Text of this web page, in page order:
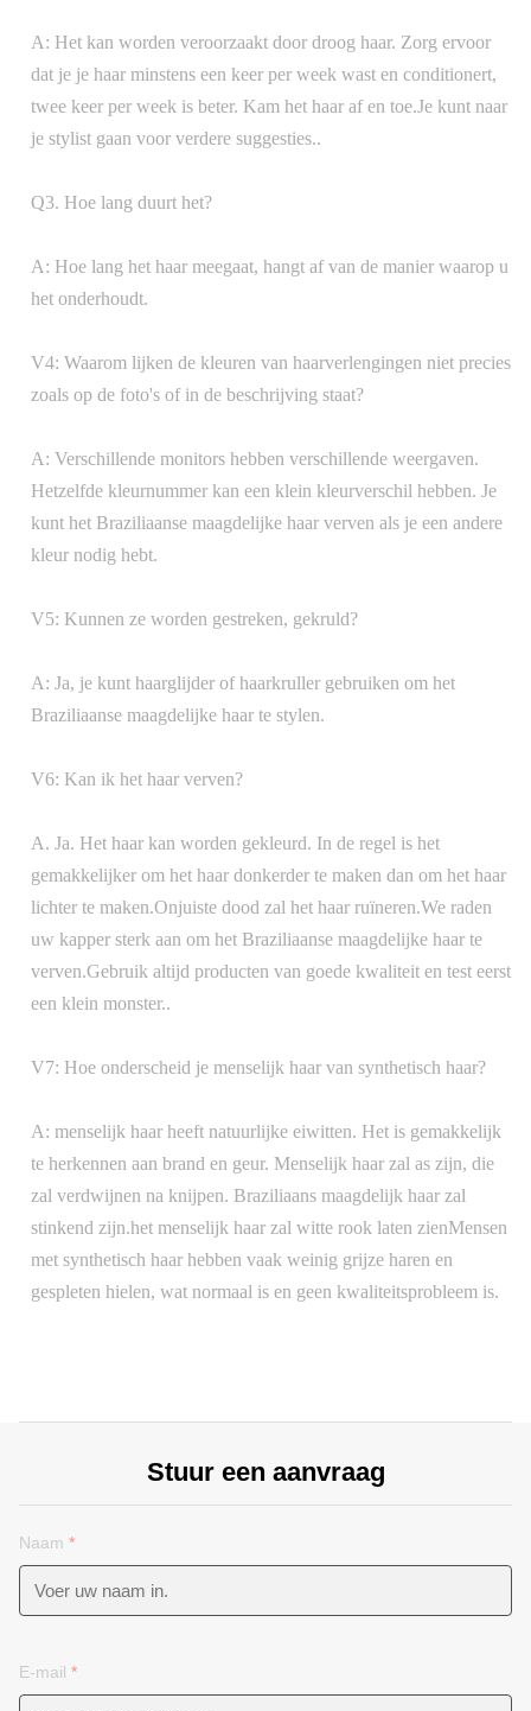
A: Het kan worden veroorzaakt door droog haar. Zorg ervoor
dat je je haar minstens een keer per week wast en conditionert,
twee keer per week is beter. Kam het haar af en toe.Je kunt naar
je stylist gaan voor verdere suggesties..
Q3. Hoe lang duurt het?
A: Hoe lang het haar meegaat, hangt af van de manier waarop u
het onderhoudt.
V4: Waarom lijken de kleuren van haarverlengingen niet precies
zoals op de foto's of in de beschrijving staat?
A: Verschillende monitors hebben verschillende weergaven.
Hetzelfde kleurnummer kan een klein kleurverschil hebben. Je
kunt het Braziliaanse maagdelijke haar verven als je een andere
kleur nodig hebt.
V5: Kunnen ze worden gestreken, gekruld?
A: Ja, je kunt haarglijder of haarkruller gebruiken om het
Braziliaanse maagdelijke haar te stylen.
V6: Kan ik het haar verven?
A. Ja. Het haar kan worden gekleurd. In de regel is het
gemakkelijker om het haar donkerder te maken dan om het haar
lichter te maken.Onjuiste dood zal het haar ruïneren.We raden
uw kapper sterk aan om het Braziliaanse maagdelijke haar te
verven.Gebruik altijd producten van goede kwaliteit en test eerst
een klein monster..
V7: Hoe onderscheid je menselijk haar van synthetisch haar?
A: menselijk haar heeft natuurlijke eiwitten. Het is gemakkelijk
te herkennen aan brand en geur. Menselijk haar zal as zijn, die
zal verdwijnen na knijpen. Braziliaans maagdelijk haar zal
stinkend zijn.het menselijk haar zal witte rook laten zienMensen
met synthetisch haar hebben vaak weinig grijze haren en
gespleten hielen, wat normaal is en geen kwaliteitsprobleem is.
Stuur een aanvraag
Naam *
E-mail *